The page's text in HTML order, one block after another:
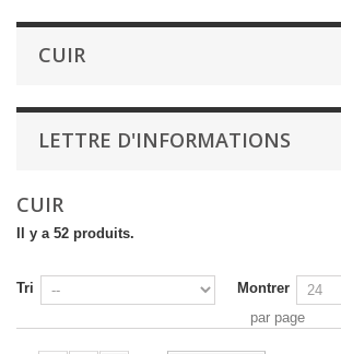
CUIR
LETTRE D'INFORMATIONS
CUIR
Il y a 52 produits.
Tri
Montrer
par page